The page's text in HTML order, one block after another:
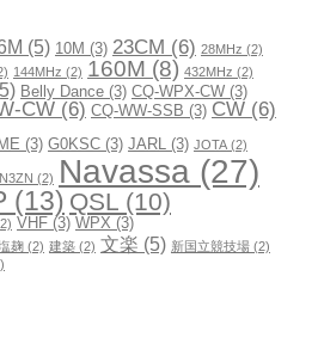
(5) 10M (3) 23CM (6) 28MHz (2)
144MHz (2) 160M (8) 432MHz (2)
Belly Dance (3) CQ-WPX-CW (3)
CW (6) CQ-WW-SSB (3) CW (6)
(3) G0KSC (3) JARL (3) JOTA (2)
N3ZN (2) Navassa (27)
(13) QSL (10)
VHF (3) WPX (3)
麹 (2) 建築 (2) 文楽 (5) 新国立競技場 (2)